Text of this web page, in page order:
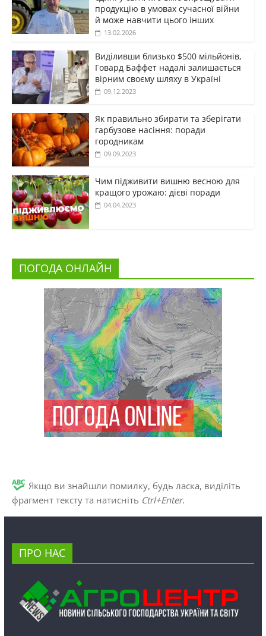
продукцію в умовах сучасної війни
й може навчити цього інших
13.02.2026
Виділивши близько $500 мільйонів,
Говард Баффет надалі залишається
вірним своєму шляху в Україні
09.12.2023
Як правильно збирати та зберігати
гарбузове насіння: поради
городникам
09.09.2023
Чим підживити вишню весною для
кращого урожаю: дієві поради
04.04.2023
ПОГОДА ОНЛАЙН
Якщо ви знайшли помилку, будь ласка, виділіть
фрагмент тексту та натисніть Ctrl+Enter.
ПРО НАС